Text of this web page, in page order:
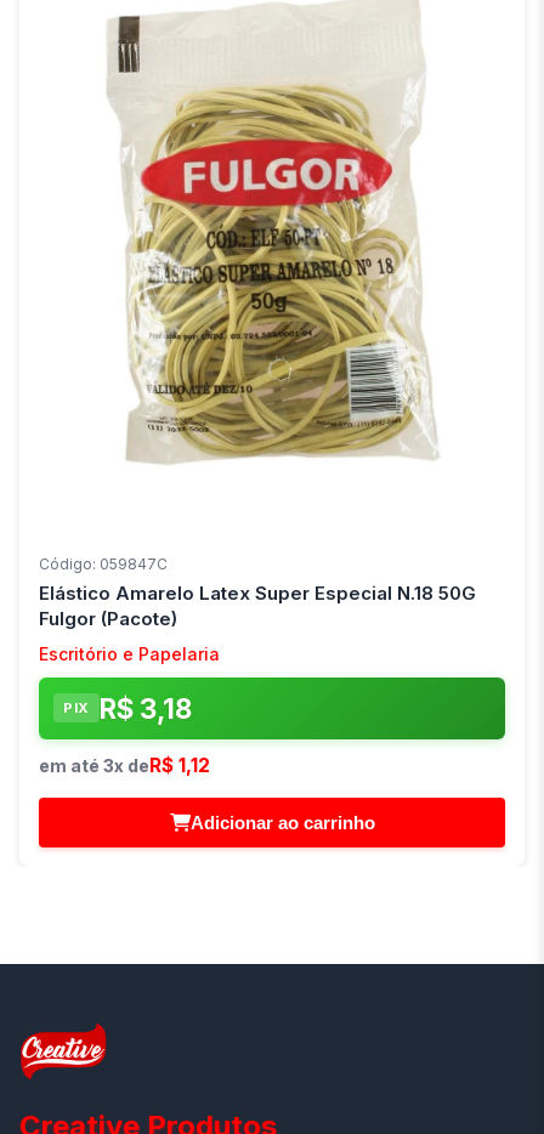
Código: 059847C
Elástico Amarelo Latex Super Especial N.18 50G
Fulgor (Pacote)
Escritório e Papelaria
PIX R$ 3,18
em até 3x deR$ 1,12
Adicionar ao carrinho
Creative Produtos